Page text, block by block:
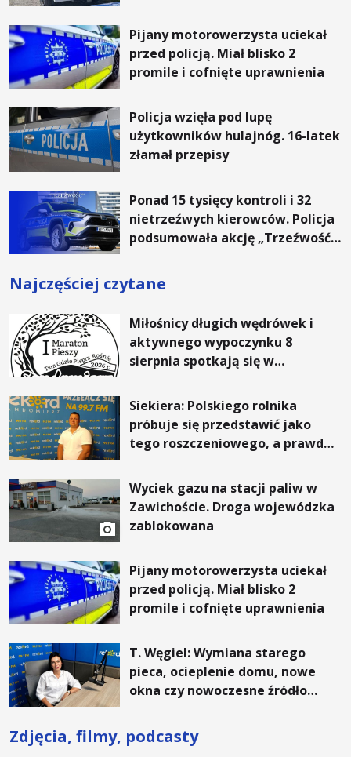
Pijany motorowerzysta uciekał
przed policją. Miał blisko 2
promile i cofnięte uprawnienia
Policja wzięła pod lupę
użytkowników hulajnóg. 16-latek
złamał przepisy
Ponad 15 tysięcy kontroli i 32
nietrzeźwych kierowców. Policja
podsumowała akcję „Trzeźwość”
Najczęściej czytane
Miłośnicy długich wędrówek i
aktywnego wypoczynku 8
sierpnia spotkają się w
Pieszym „Tam Gdzie Pieprz
Rośnie”
Siekiera: Polskiego rolnika
próbuje się przedstawić jako
tego roszczeniowego, a prawda
Wyciek gazu na stacji paliw w
Zawichoście. Droga wojewódzka
zablokowana
Pijany motorowerzysta uciekał
przed policją. Miał blisko 2
promile i cofnięte uprawnienia
T. Węgiel: Wymiana starego
pieca, ocieplenie domu, nowe
okna czy nowoczesne źródło
rachunki za energię, lepszy
komfort życia i... czystsze
Zdjęcia, filmy, podcasty